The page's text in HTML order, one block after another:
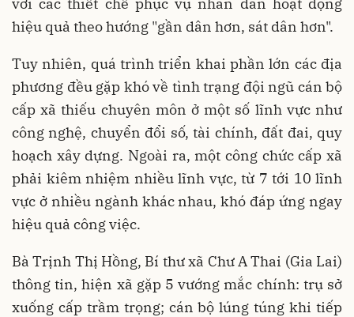
hiệu quả theo hướng "gần dân hơn, sát dân hơn".
Tuy nhiên, quá trình triển khai phần lớn các địa
phương đều gặp khó về tình trạng đội ngũ cán bộ
cấp xã thiếu chuyên môn ở một số lĩnh vực như
công nghệ, chuyển đổi số, tài chính, đất đai, quy
hoạch xây dựng. Ngoài ra, một công chức cấp xã
phải kiêm nhiệm nhiều lĩnh vực, từ 7 tới 10 lĩnh
vực ở nhiều ngành khác nhau, khó đáp ứng ngay
hiệu quả công việc.
Bà Trịnh Thị Hồng, Bí thư xã Chư A Thai (Gia Lai)
thông tin, hiện xã gặp 5 vướng mắc chính: trụ sở
xuống cấp trầm trọng; cán bộ lúng túng khi tiếp